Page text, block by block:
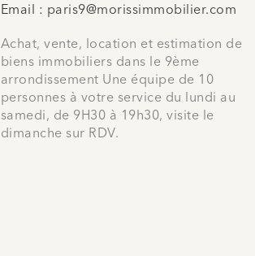
Email : paris9@morissimmobilier.com
Achat, vente, location et estimation de
biens immobiliers dans le 9ème
arrondissement Une équipe de 10
personnes à votre service du lundi au
samedi, de 9H30 à 19h30, visite le
dimanche sur RDV.